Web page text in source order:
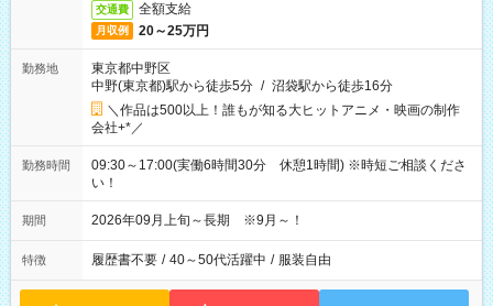
交通費 全額支給
月収例 20～25万円
勤務地
東京都中野区
中野(東京都)駅から徒歩5分 / 沼袋駅から徒歩16分
＼作品は500以上！誰もが知る大ヒットアニメ・映画の制作
会社+*／
勤務時間
09:30～17:00(実働6時間30分 休憩1時間) ※時短ご相談くださ
い！
期間 2026年09月上旬～長期 ※9月～！
特徴 履歴書不要 / 40～50代活躍中 / 服装自由